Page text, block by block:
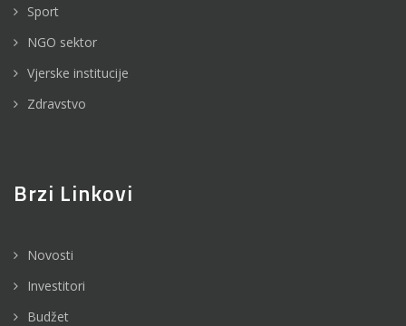
Sport
NGO sektor
Vjerske institucije
Zdravstvo
Brzi Linkovi
Novosti
Investitori
Budžet